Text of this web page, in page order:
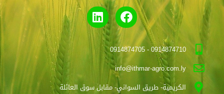
0914874710 - 0914874705
info@ithmar-agro.com.ly
الكريمية- طريق السواني- مقابل سوق العائلة